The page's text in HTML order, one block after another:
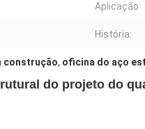
Aplicação:
História:
construção, oficina do aço
do projeto do